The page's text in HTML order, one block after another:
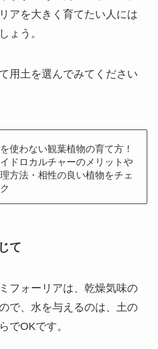
アを大きく育てたい人には
ょう。
用土を選んでみてください
使わない観葉植物の育て方！
ドロカルチャーのメリットや
方法・相性の良い植物をチェ
て
フォーリアは、 乾燥気味の
で、水を与えるのは、土の
でOKです。